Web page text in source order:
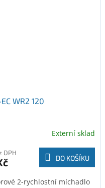
WR2 120
Externí sklad
DPH
DO KOŠÍKU
2-rychlostní míchadlo